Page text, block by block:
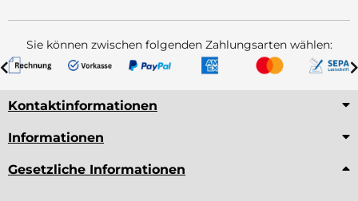
Sie können zwischen folgenden Zahlungsarten wählen:
Kontaktinformationen
Informationen
Gesetzliche Informationen